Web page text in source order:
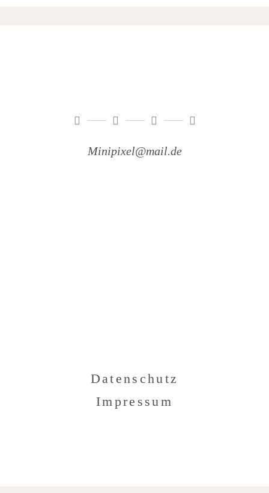
Minipixel@mail.de
Datenschutz
Impressum